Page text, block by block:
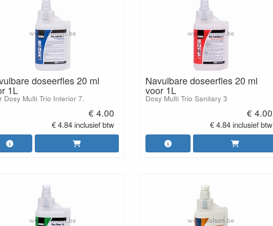
doseerfles 20 ml
1L
Dosy Multi Trio Interior 7.
€ 4.00
€ 4.84 inclusief btw
Navulbare doseerfles 20 ml
voor 1L
Dosy Multi Trio Sanitary 3
€ 4.00
€ 4.84 inclusief btw